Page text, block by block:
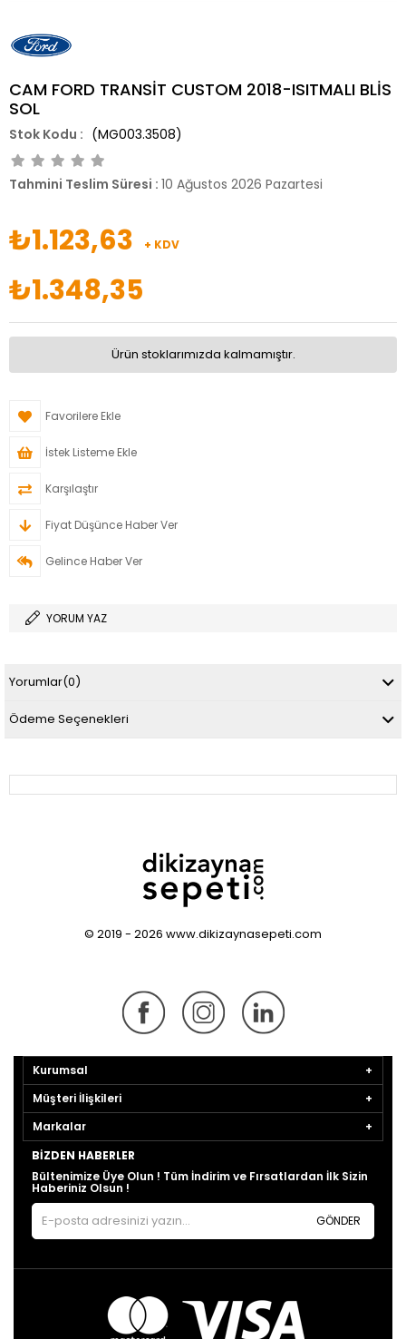
CAM FORD TRANSİT CUSTOM 2018-ISITMALI BLİS
SOL
(MG003.3508)
Tahmini Teslim Süresi : 10 Ağustos 2026 Pazartesi
₺1.123,63 + KDV
₺1.348,35
Ürün stoklarımızda kalmamıştır.
Favorilere Ekle
İstek Listeme Ekle
Karşılaştır
Fiyat Düşünce Haber Ver
Gelince Haber Ver
YORUM YAZ
Yorumlar(0)
Ödeme Seçenekleri
© 2019 - 2026 www.dikizaynasepeti.com
Kurumsal
Müşteri İlişkileri
Markalar
BIZDEN HABERLER
Bültenimize Üye Olun ! Tüm İndirim ve Fırsatlardan İlk Sizin
Haberiniz Olsun !
GÖNDER